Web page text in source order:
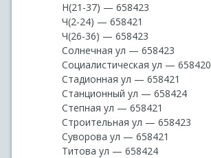
Н(21-37) — 658423
Ч(2-24) — 658421
Ч(26-36) — 658423
Солнечная ул — 658423
Социалистическая ул — 658420
Стадионная ул — 658421
Станционный ул — 658424
Степная ул — 658421
Строительная ул — 658423
Суворова ул — 658421
Титова ул — 658424